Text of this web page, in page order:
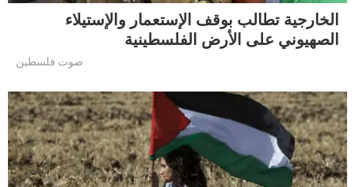
الخارجية تطالب بوقف الإستعمار والإستيلاء
الصهيوني على الأرض الفلسطينية
صوت فلسطين